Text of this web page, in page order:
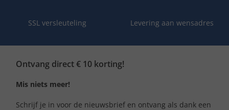
SSL versleuteling Levering aan wensadres
Ontvang direct € 10 korting!
Mis niets meer!
Schrijf je in voor de nieuwsbrief en ontvang als dank een